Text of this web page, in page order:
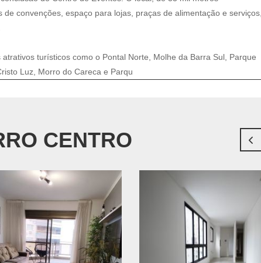
convenções, espaço para lojas, praças de alimentação e
turísticos como o Pontal Norte, Molhe da Barra Sul, Parque
Luz, Morro do Careca e Parqu
CENTRO